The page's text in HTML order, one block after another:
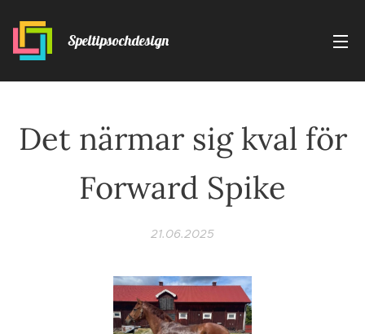
Speltipsochdesign
Det närmar sig kval för
Forward Spike
21.06.2025